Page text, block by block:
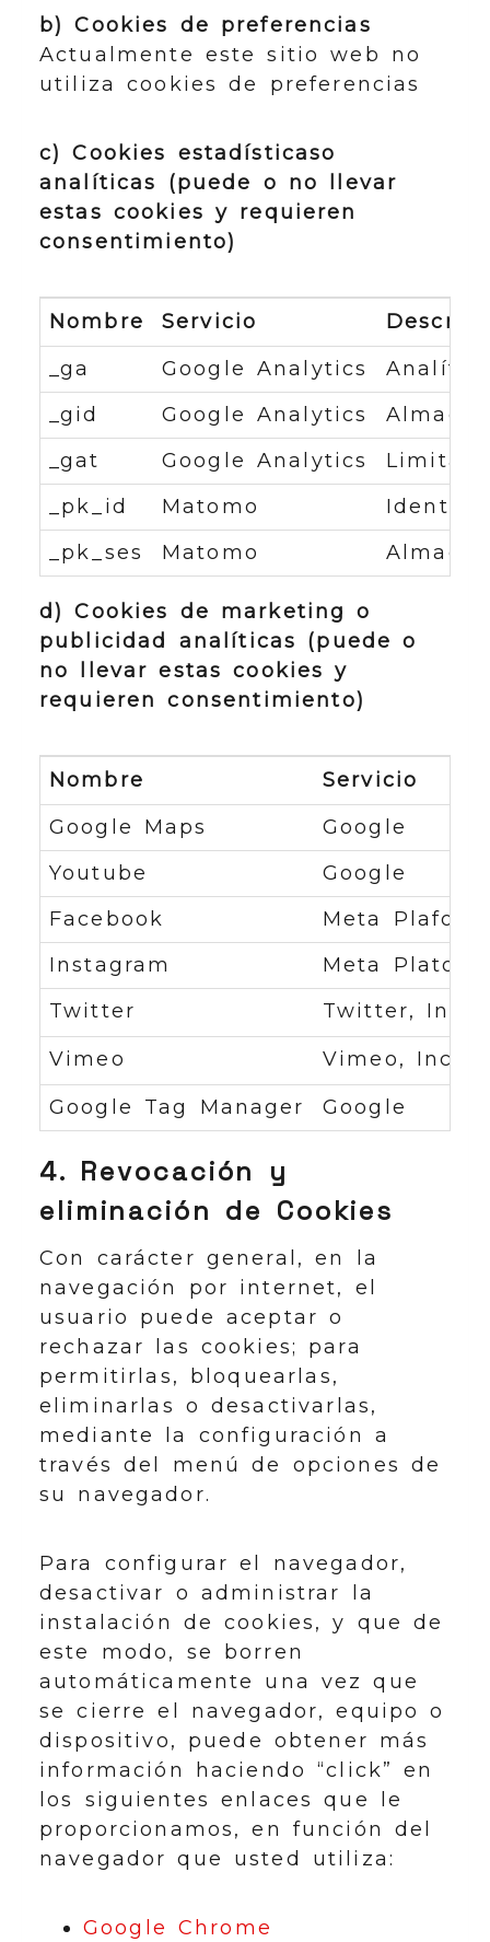
b) Cookies de preferencias
Actualmente este sitio web no
utiliza cookies de preferencias
c) Cookies estadísticaso
analíticas (puede o no llevar
estas cookies y requieren
consentimiento)
Nombre Servicio
_ga
Google Analytics
_gid
Google Analytics
_gat
Google Analytics
Limita
_pk_id
Matomo
_pk_ses
Matomo
d) Cookies de marketing o
publicidad analíticas (puede o
no llevar estas cookies y
requieren consentimiento)
Nombre
Servicio
Google Maps
Google
Youtube
Google
Facebook
Meta
Instagram
Meta
Twitter
Twitter, Inc.
Vimeo
Vimeo, Inc.
Google Tag Manager
Google
4. Revocación y
eliminación de Cookies
Con carácter general, en la
navegación por internet, el
usuario puede aceptar o
rechazar las cookies; para
permitirlas, bloquearlas,
eliminarlas o desactivarlas,
mediante la configuración a
través del menú de opciones de
su navegador.
Para configurar el navegador,
desactivar o administrar la
instalación de cookies, y que de
este modo, se borren
automáticamente una vez que
se cierre el navegador, equipo o
dispositivo, puede obtener más
información haciendo “click” en
los siguientes enlaces que le
proporcionamos, en función del
navegador que usted utiliza:
Google Chrome